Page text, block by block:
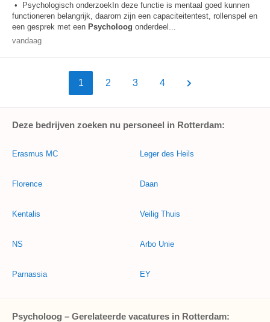
• Psychologisch onderzoekIn deze functie is mentaal goed kunnen
functioneren belangrijk, daarom zijn een capaciteitentest, rollenspel en
een gesprek met een Psycholoog onderdeel...
vandaag
1 2 3 4
Deze bedrijven zoeken nu personeel in Rotterdam:
Erasmus MC
Florence
Kentalis
NS
Parnassia
Leger des Heils
Daan
Veilig Thuis
Arbo Unie
EY
Psycholoog – Gerelateerde vacatures in Rotterdam: